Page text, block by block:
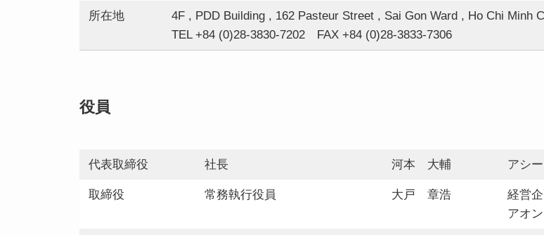
所在地
4F , PDD Building , 162 Pasteur Street , Sai Gon Ward , Ho Chi Minh
TEL +84 (0)28-3830-7202 FAX +84 (0)28-3833-7306
役員
代表取締役 社長 河本 大輔 アシ
取締役 常務執行役員 大戸 章浩
経営
アオ